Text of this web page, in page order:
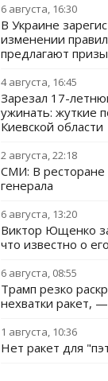
6 августа, 16:30
В Украине
изменении
предлагают
4 августа, 16:45
Зарезал 17-
ужинать: жуткие
Киевской области
2 августа, 22:18
СМИ: В ресторане
генерала
6 августа, 13:20
Виктор Ющенко
что известно о
6 августа, 08:55
Трамп резко
нехватки ракет,
1 августа, 10:36
Нет ракет для